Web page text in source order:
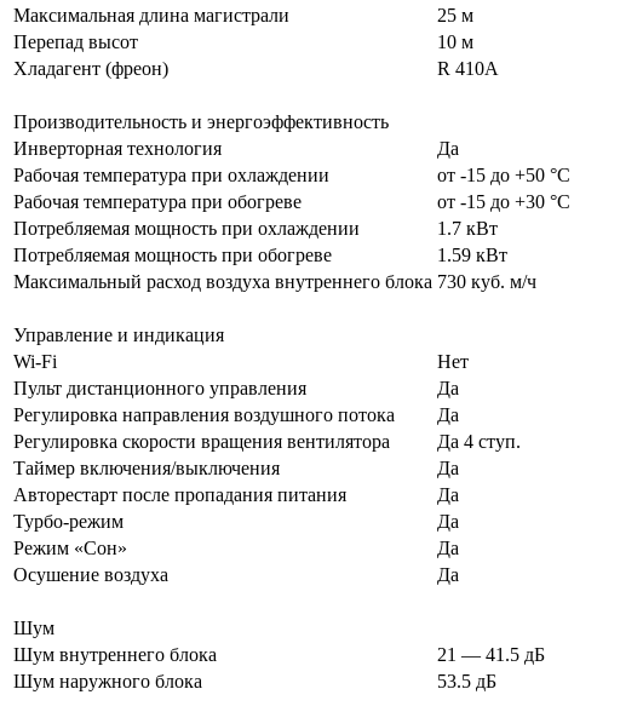
Максимальная длина магистрали
25 м
Перепад высот
10 м
Хладагент (фреон)
R 410A
Производительность и энергоэффективность
Инверторная технология
Да
Рабочая температура при охлаждении
от -15 до +50 °C
Рабочая температура при обогреве
от -15 до +30 °C
Потребляемая мощность при охлаждении
1.7 кВт
Потребляемая мощность при обогреве
1.59 кВт
Максимальный расход воздуха внутреннего блока 730 куб. м/ч
Управление и индикация
Wi-Fi
Нет
Пульт дистанционного управления
Да
Регулировка направления воздушного потока
Да
Регулировка скорости вращения вентилятора
Да 4 ступ.
Таймер включения/выключения
Да
Авторестарт после пропадания питания
Да
Турбо-режим
Да
Режим «Сон»
Да
Осушение воздуха
Да
Шум
Шум внутреннего блока
21 — 41.5 дБ
Шум наружного блока
53.5 дБ